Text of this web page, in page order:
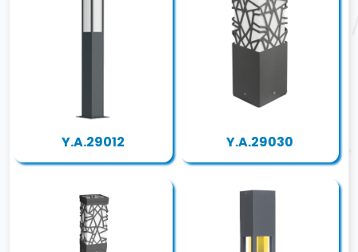
Y.A.29012 Y.A.29030